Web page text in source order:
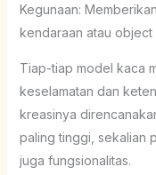
Kegunaan:
kendaraan atau
Tiap-tiap model kaca
keselamatan dan
kreasinya
paling tinggi, sekalian
juga fungsionalitas.